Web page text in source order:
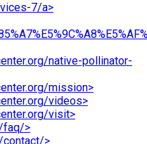
7/a>
native-pollinator-
mission>
videos>
visit>
faq/>
contact/>